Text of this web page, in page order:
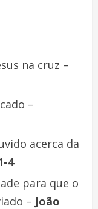
na cruz –
–
acerca da
4
para que o
– João